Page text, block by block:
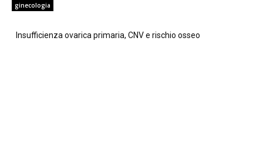
ginecologia
Insufficienza ovarica primaria, CNV e rischio osseo